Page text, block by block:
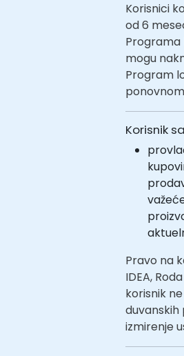
Korisnici
od 6
Programa
mogu
Program
Korisnik
Pravo na
IDEA,
korisnik
duvanskih
izmirenje